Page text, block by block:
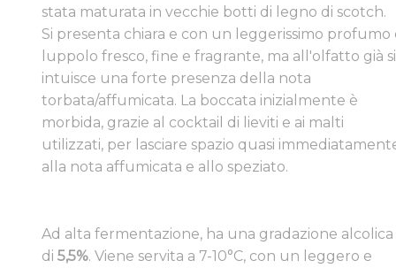
stata maturata in vecchie botti di legno di scotch. ​
Si presenta chiara e con un leggerissimo profumo
luppolo fresco, fine e fragrante, ma all'olfatto già si
intuisce una forte presenza della nota
torbata/affumicata. La boccata inizialmente è
morbida, grazie al cocktail di lieviti e ai malti
utilizzati, per lasciare spazio quasi
alla nota affumicata e allo speziato.
​Ad alta fermentazione, ha una gradazione alcolica
di5,5%. Viene servita a 7-10°C, con un leggero e